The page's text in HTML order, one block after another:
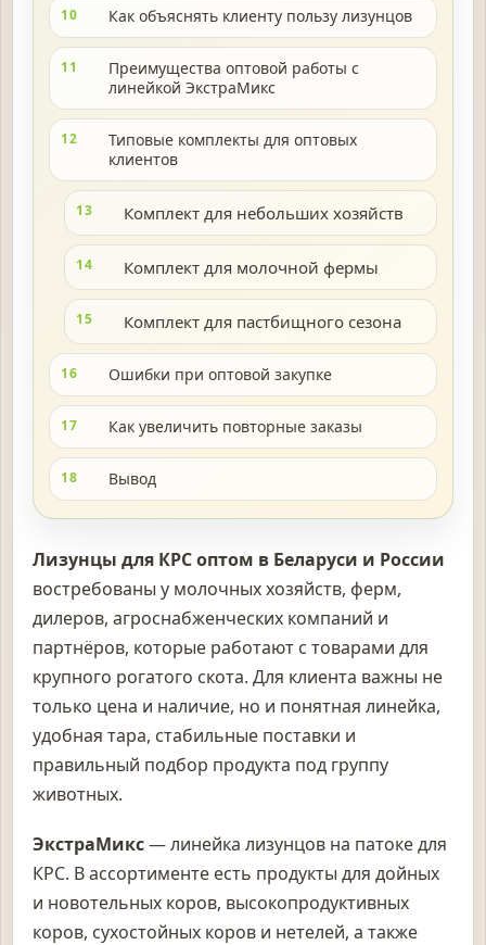
10 Как объяснять клиенту пользу лизунцов
11
Преимущества оптовой работы с
линейкой ЭкстраМикс
12
Типовые комплекты для оптовых
клиентов
13 Комплект для небольших хозяйств
14 Комплект для молочной фермы
15 Комплект для пастбищного сезона
16 Ошибки при оптовой закупке
17 Как увеличить повторные заказы
18 Вывод
Лизунцы для КРС оптом в Беларуси и России
востребованы у молочных хозяйств, ферм,
дилеров, агроснабженческих компаний и
партнёров, которые работают с товарами для
крупного рогатого скота. Для клиента важны не
только цена и наличие, но и понятная линейка,
удобная тара, стабильные поставки и
правильный подбор продукта под группу
животных.
ЭкстраМикс— линейка лизунцов на патоке для
КРС. В ассортименте есть продукты для дойных
и новотельных коров, высокопродуктивных
коров, сухостойных коров и нетелей, а также